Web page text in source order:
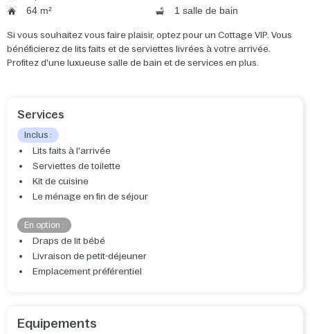
64 m²
1 salle de bain
Si vous souhaitez vous faire plaisir, optez pour un Cottage VIP. Vous
bénéficierez de lits faits et de serviettes livrées à votre arrivée.
Profitez d'une luxueuse salle de bain et de services en plus.
Services
Inclus :
Lits faits à l'arrivée
Serviettes de toilette
Kit de cuisine
Le ménage en fin de séjour
En option :
Draps de lit bébé
Livraison de petit-déjeuner
Emplacement préférentiel
Equipements